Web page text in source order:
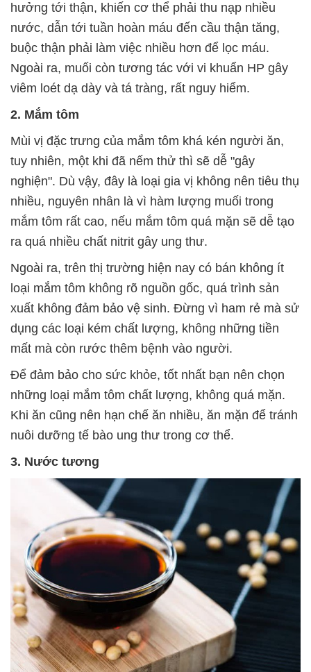
hưởng tới thận, khiến cơ thể phải thu nạp nhiều
nước, dẫn tới tuần hoàn máu đến cầu thận tăng,
buộc thận phải làm việc nhiều hơn để lọc máu.
Ngoài ra, muối còn tương tác với vi khuẩn HP gây
viêm loét dạ dày và tá tràng, rất nguy hiểm.
2. Mắm tôm
Mùi vị đặc trưng của mắm tôm khá kén người ăn,
tuy nhiên, một khi đã nếm thử thì sẽ dễ "gây
nghiện". Dù vậy, đây là loại gia vị không nên tiêu thụ
nhiều, nguyên nhân là vì hàm lượng muối trong
mắm tôm rất cao, nếu mắm tôm quá mặn sẽ dễ tạo
ra quá nhiều chất nitrit gây ung thư.
Ngoài ra, trên thị trường hiện nay có bán không ít
loại mắm tôm không rõ nguồn gốc, quá trình sản
xuất không đảm bảo vệ sinh. Đừng vì ham rẻ mà sử
dụng các loại kém chất lượng, không những tiền
mất mà còn rước thêm bệnh vào người.
Để đảm bảo cho sức khỏe, tốt nhất bạn nên chọn
những loại mắm tôm chất lượng, không quá mặn.
Khi ăn cũng nên hạn chế ăn nhiều, ăn mặn để tránh
nuôi dưỡng tế bào ung thư trong cơ thể.
3. Nước tương